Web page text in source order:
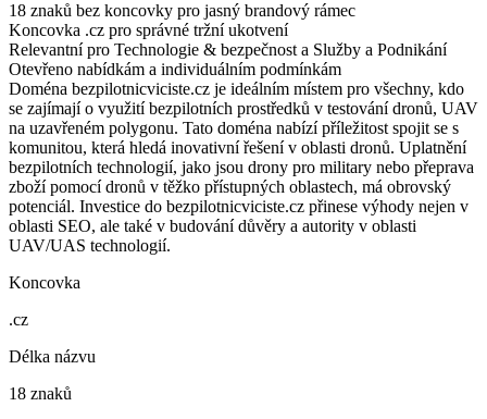
18 znaků bez koncovky pro jasný brandový rámec
Koncovka .cz pro správné tržní ukotvení
Relevantní pro Technologie & bezpečnost a Služby a Podnikání
Otevřeno nabídkám a individuálním podmínkám
Doména bezpilotnicviciste.cz je ideálním místem pro všechny, kdo
se zajímají o využití bezpilotních prostředků v testování dronů, UAV
na uzavřeném polygonu. Tato doména nabízí příležitost spojit se s
komunitou, která hledá inovativní řešení v oblasti dronů. Uplatnění
bezpilotních technologií, jako jsou drony pro military nebo přeprava
zboží pomocí dronů v těžko přístupných oblastech, má obrovský
potenciál. Investice do bezpilotnicviciste.cz přinese výhody nejen v
oblasti SEO, ale také v budování důvěry a autority v oblasti
UAV/UAS technologií.
Koncovka
.cz
Délka názvu
18 znaků